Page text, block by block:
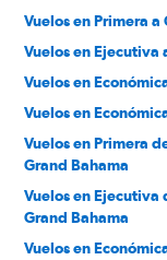
Vuelos en Primera a
Vuelos en Ejecutiva
Vuelos en
Vuelos en
Vuelos en Primera
Grand Bahama
Vuelos en Ejecutiva
Grand Bahama
Vuelos en